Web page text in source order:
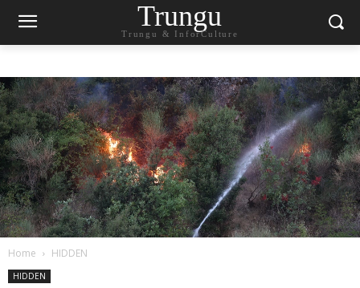
Trungu
Trungu & InforCulture
Home HIDDEN
HIDDEN